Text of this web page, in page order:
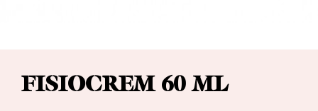
FISIOCREM 60 ML